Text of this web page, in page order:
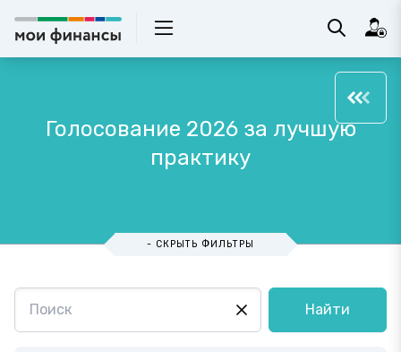
Голосование 2026 за лучшую
практику
- СКРЫТЬ ФИЛЬТРЫ
Найти